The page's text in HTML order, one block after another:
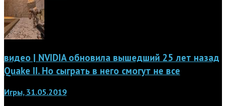
видео | NVIDIA обновила вышедший 25 лет назад
Quake II. Но сыграть в него смогут не все
Игры, 31.05.2019